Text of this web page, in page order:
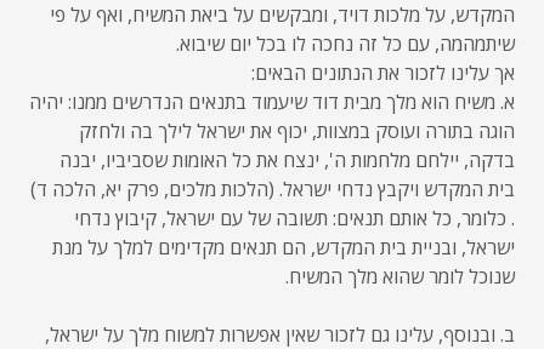
המקדש, על מלכות דויד, ומבקשים על ביאת המשיח, ואף על פי
שיתמהמה, עם כל זה נחכה לו בכל יום שיבוא.
אך עלינו לזכור את הנתונים הבאים:
א. משיח הוא מלך מבית דוד שיעמוד בתנאים הנדרשים ממנו: יהיה
הוגה בתורה ועוסק במצוות, יכוף את ישראל לילך בה ולחזק
בדקה, יילחם מלחמות ה', ינצח את כל האומות שסביביו, יבנה
בית המקדש ויקבץ נדחי ישראל. (הלכות מלכים, פרק יא, הלכה ד)
. כלומר, כל אותם תנאים: תשובה של עם ישראל, קיבוץ נדחי
ישראל, ובניית בית המקדש, הם תנאים מקדימים למלך על מנת
שנוכל לומר שהוא מלך המשיח.
ב. ובנוסף, עלינו גם לזכור שאין אפשרות למשוח מלך על ישראל,